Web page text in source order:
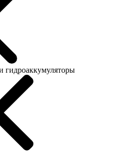
гидроаккумуляторы